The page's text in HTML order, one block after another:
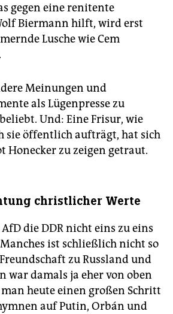
gegen eine renitente
Biermann hilft, wird erst
Lusche wie Cem
Meinungen und
als Lügenpresse zu
Und: Eine Frisur, wie
sie öffentlich aufträgt, hat sich
Honecker zu zeigen getraut.
christlicher Werte
die DDR nicht eins zu eins
ist schließlich nicht so
zu Russland und
war damals ja eher von oben
heute einen großen Schritt
auf Putin, Orbán und